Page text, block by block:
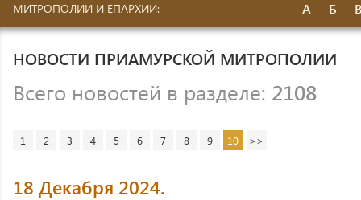
МИТРОПОЛИИ И ЕПАРХИИ: А Б
НОВОСТИ ПРИАМУРСКОЙ МИТРОПОЛИИ
Всего новостей в разделе: 2108
1 2 3 4 5 6 7 8 9 10 >>
18 Декабря 2024.